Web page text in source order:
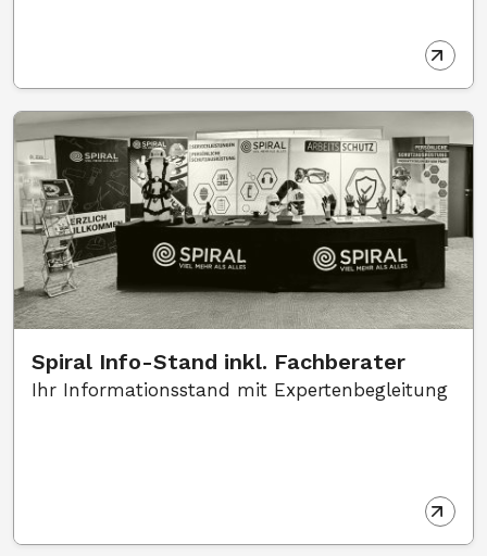
Spiral Info-Stand inkl. Fachberater
Ihr Informationsstand mit Expertenbegleitung